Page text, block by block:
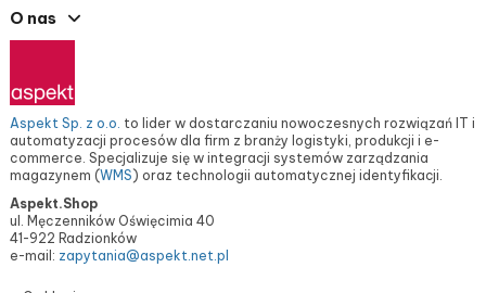
O nas
Aspekt Sp. z o.o. to lider w dostarczaniu nowoczesnych rozwiązań IT i
automatyzacji procesów dla firm z branży logistyki, produkcji i e-
commerce. Specjalizuje się w integracji systemów zarządzania
magazynem (WMS) oraz technologii automatycznej identyfikacji.
Aspekt.Shop
ul. Męczenników Oświęcimia 40
41-922 Radzionków
e-mail: zapytania@aspekt.net.pl